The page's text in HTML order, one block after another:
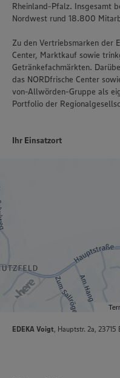
Rheinland-Pfalz. Insgesamt
Nordwest rund 18.800
Zu den Vertriebsmarken der
Center, Marktkauf sowie
Getränkefachmärkten.
das NORDfrische Center
von-Allwörden-Gruppe als
Portfolio der
Ihr Einsatzort
EDEKA Voigt, Hauptstr. 2a, 23715